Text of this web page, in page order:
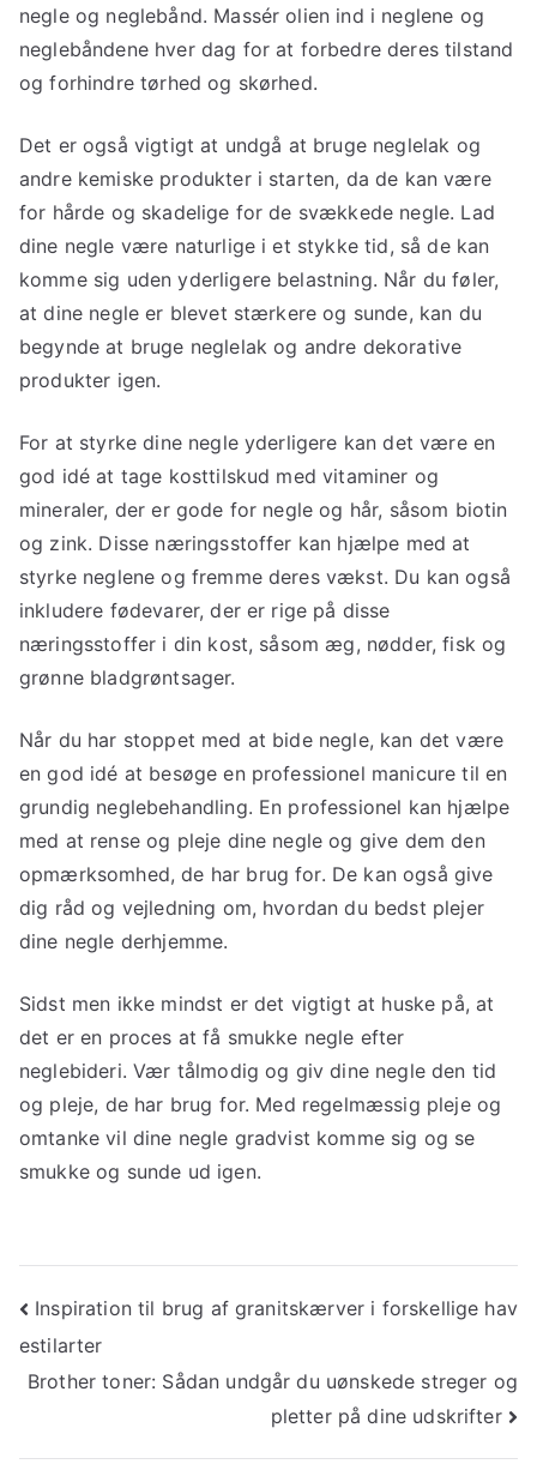
negle og neglebånd. Massér olien ind i neglene og
neglebåndene hver dag for at forbedre deres tilstand
og forhindre tørhed og skørhed.
Det er også vigtigt at undgå at bruge neglelak og
andre kemiske produkter i starten, da de kan være
for hårde og skadelige for de svækkede negle. Lad
dine negle være naturlige i et stykke tid, så de kan
komme sig uden yderligere belastning. Når du føler,
at dine negle er blevet stærkere og sunde, kan du
begynde at bruge neglelak og andre dekorative
produkter igen.
For at styrke dine negle yderligere kan det være en
god idé at tage kosttilskud med vitaminer og
mineraler, der er gode for negle og hår, såsom biotin
og zink. Disse næringsstoffer kan hjælpe med at
styrke neglene og fremme deres vækst. Du kan også
inkludere fødevarer, der er rige på disse
næringsstoffer i din kost, såsom æg, nødder, fisk og
grønne bladgrøntsager.
Når du har stoppet med at bide negle, kan det være
en god idé at besøge en professionel manicure til en
grundig neglebehandling. En professionel kan hjælpe
med at rense og pleje dine negle og give dem den
opmærksomhed, de har brug for. De kan også give
dig råd og vejledning om, hvordan du bedst plejer
dine negle derhjemme.
Sidst men ikke mindst er det vigtigt at huske på, at
det er en proces at få smukke negle efter
neglebideri. Vær tålmodig og giv dine negle den tid
og pleje, de har brug for. Med regelmæssig pleje og
omtanke vil dine negle gradvist komme sig og se
smukke og sunde ud igen.
Indlægsnavigation
Inspiration til brug af granitskærver i forskellige hav
estilarter
Brother toner: Sådan undgår du uønskede streger og
pletter på dine udskrifter